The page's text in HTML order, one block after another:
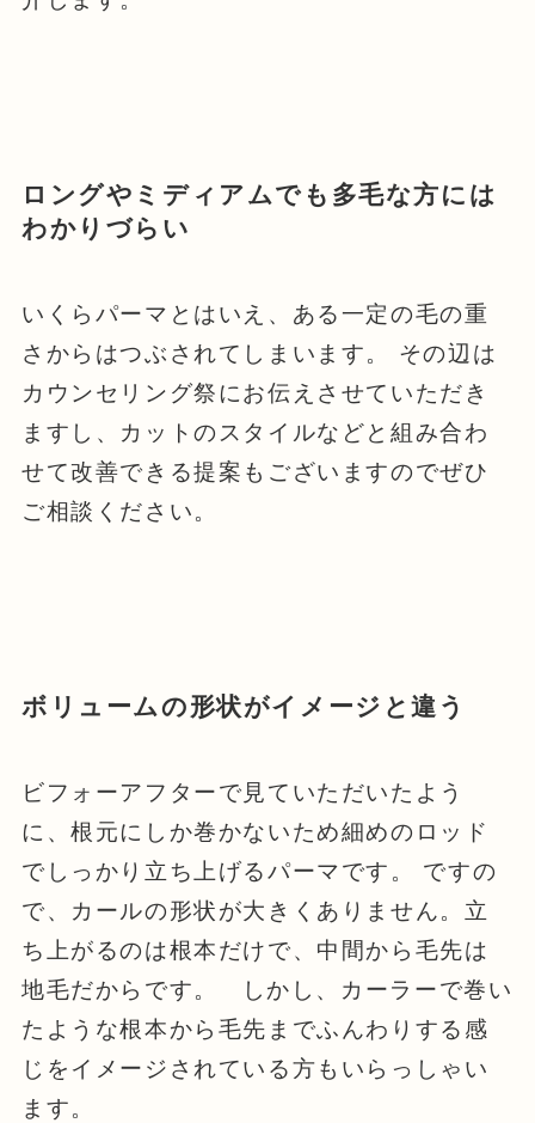
ロングやミディアムでも多毛な方には
わかりづらい
いくらパーマとはいえ、ある一定の毛の重
さからはつぶされてしまいます。 その辺は
カウンセリング祭にお伝えさせていただき
ますし、カットのスタイルなどと組み合わ
せて改善できる提案もございますのでぜひ
ご相談ください。
ボリュームの形状がイメージと違う
ビフォーアフターで見ていただいたよう
に、根元にしか巻かないため細めのロッド
でしっかり立ち上げるパーマです。 ですの
で、カールの形状が大きくありません。立
ち上がるのは根本だけで、中間から毛先は
地毛だからです。 しかし、カーラーで巻い
たような根本から毛先までふんわりする感
じをイメージされている方もいらっしゃい
ます。